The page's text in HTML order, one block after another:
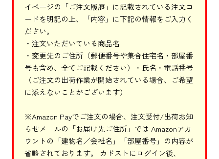
イページの「ご注文履歴」に記載されている注文コ
ードを明記の上、「内容」に下記の情報をご入力く
ださい。
・注文いただいている商品名
・変更先のご住所（郵便番号や集合住宅名・部屋番
号も含め、全てご記載ください）・氏名・電話番号
（ご注文の出荷作業が開始されている場合、ご希望
に添えないことがございます）
※Amazon Payでご注文の場合、注文受付/出荷お知
らせメールの「お届け先ご住所」では Amazonアカ
ウントの「建物名／会社名」「部屋番号」の内容が
省略されております。 カドストにログイン後、